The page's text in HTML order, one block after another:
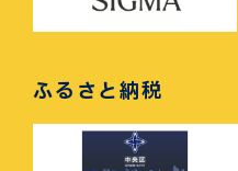
ふるさと納税